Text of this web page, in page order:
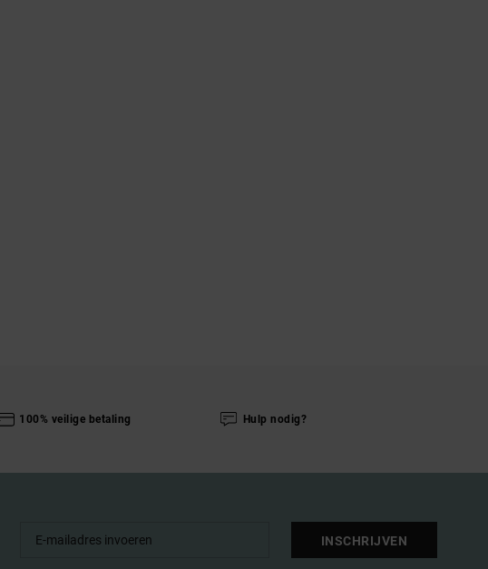
100% veilige betaling Hulp nodig?
INSCHRIJVEN